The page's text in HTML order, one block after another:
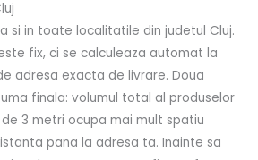
si in toate localitatile din judetul Cluj.
fix, ci se calculeaza automat la
adresa exacta de livrare. Doua
finala: volumul total al produselor
3 metri ocupa mai mult spatiu
pana la adresa ta. Inainte sa